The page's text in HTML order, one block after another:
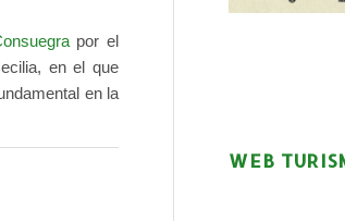
por el
en el que
en la
WEB